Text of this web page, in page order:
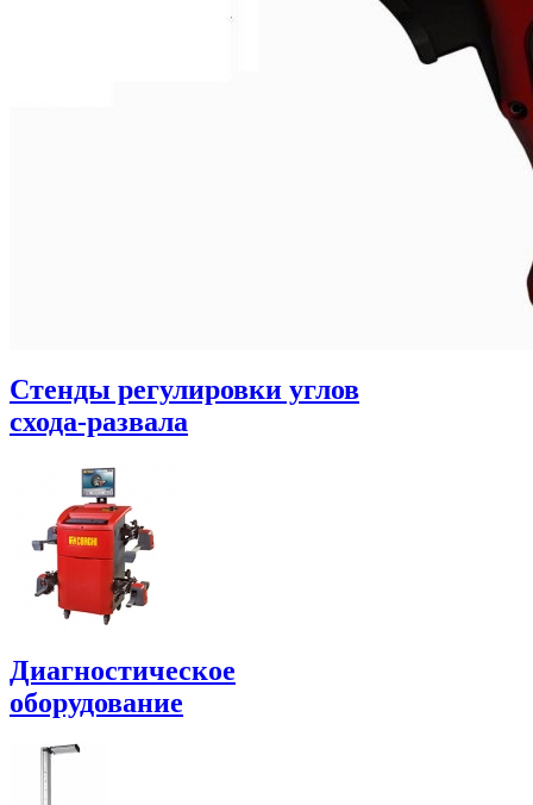
Стенды регулировки углов
схода-развала
Диагностическое
оборудование